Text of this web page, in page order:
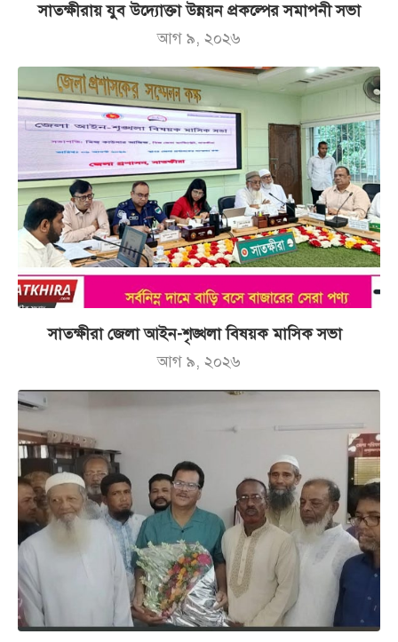
সাতক্ষীরায় যুব উদ্যোক্তা উন্নয়ন প্রকল্পের সমাপনী সভা
আগ ৯, ২০২৬
সাতক্ষীরা জেলা আইন-শৃঙ্খলা বিষয়ক মাসিক সভা
আগ ৯, ২০২৬